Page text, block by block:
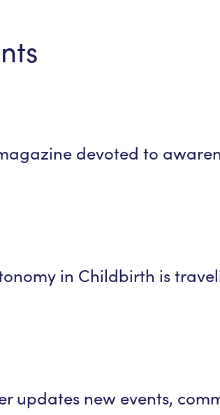
devoted to
in Childbirth is
updates new events,